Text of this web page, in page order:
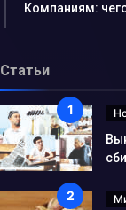
Компаниям:
Статьи